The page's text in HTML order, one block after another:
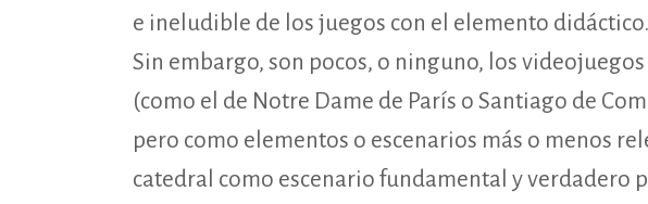
e ineludible de los juegos con el elemento didáctico.
Sin embargo, son pocos, o ninguno, los
(como el de Notre Dame de París o Santiago de
pero como elementos o escenarios más o menos
catedral como escenario fundamental y verdadero